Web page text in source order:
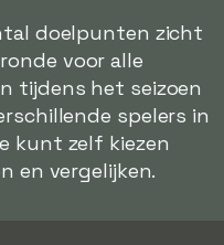
doelpunten zicht
voor alle
tijdens het seizoen
spelers in
kunt zelf kiezen
en vergelijken.